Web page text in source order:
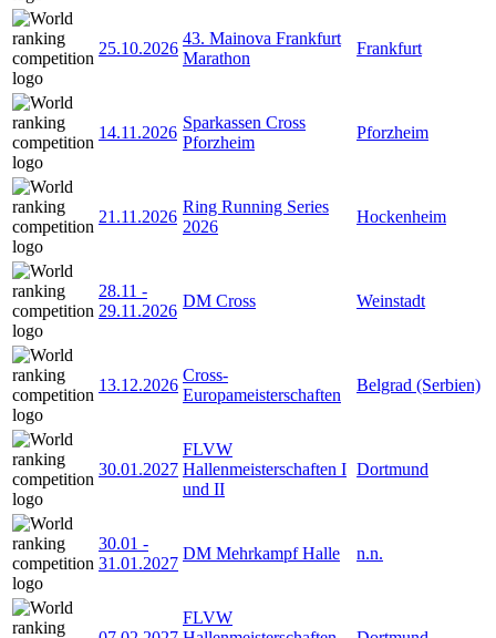
25.10.2026
43. Mainova Frankfurt
Marathon
Frankfurt
14.11.2026
Sparkassen Cross
Pforzheim
Pforzheim
21.11.2026
Ring Running Series
2026
Hockenheim
28.11 -
29.11.2026
DM Cross Weinstadt
13.12.2026
Cross-
Europameisterschaften
Belgrad (Serbien)
30.01.2027
FLVW
Hallenmeisterschaften I
und II
Dortmund
30.01 -
31.01.2027
DM Mehrkampf Halle n.n.
FLVW